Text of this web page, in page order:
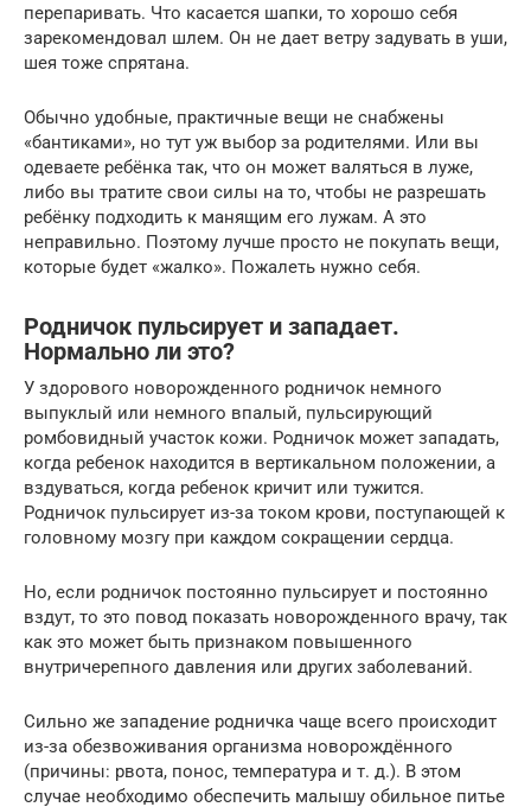
перепаривать. Что касается шапки, то хорошо себя
зарекомендовал шлем. Он не дает ветру задувать в уши,
шея тоже спрятана.
Обычно удобные, практичные вещи не снабжены
«бантиками», но тут уж выбор за родителями. Или вы
одеваете ребёнка так, что он может валяться в луже,
либо вы тратите свои силы на то, чтобы не разрешать
ребёнку подходить к манящим его лужам. А это
неправильно. Поэтому лучше просто не покупать вещи,
которые будет «жалко». Пожалеть нужно себя.
Родничок пульсирует и западает.
Нормально ли это?
У здорового новорожденного родничок немного
выпуклый или немного впалый, пульсирующий
ромбовидный участок кожи. Родничок может западать,
когда ребенок находится в вертикальном положении, а
вздуваться, когда ребенок кричит или тужится.
Родничок пульсирует из-за током крови, поступающей к
головному мозгу при каждом сокращении сердца.
Но, если родничок постоянно пульсирует и постоянно
вздут, то это повод показать новорожденного врачу, так
как это может быть признаком повышенного
внутричерепного давления или других заболеваний.
Сильно же западение родничка чаще всего происходит
из-за обезвоживания организма новорождённого
(причины: рвота, понос, температура и т. д.). В этом
случае необходимо обеспечить малышу обильное питье